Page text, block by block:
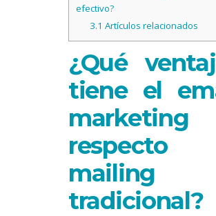
efectivo?
3.1 Artículos relacionados
¿Qué
tiene el
marketing
respecto
mailing
tradicional?